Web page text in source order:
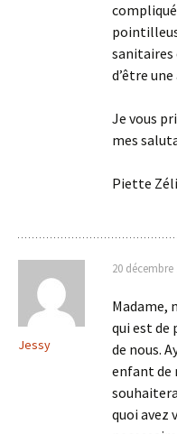
sanitaires
d’être
Je vous
mes
Piette
Jessy
20 décembre
Madame,
qui est de
de nous.
enfant de
quoi avez